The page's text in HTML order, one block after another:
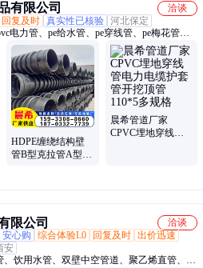
有限公司
洽谈
回复及时 真实性已核验 河北保定
电力管、pe给水管、pe穿线管、pe梅花管、
管、MPP电力管、CPVC电力管、PE给水管、
管、HDPE双壁波纹管、PE梅花管、给水管、
波纹管、克拉管、梅花管、农田灌溉管、mpp
管
HDPE缠绕结构壁
管B型克拉管A型中
晨希管道厂家
CPVC埋地穿线管
限公司
洽谈
安心购 综合体验L0 回复及时 出价迅速
安
、饮用水管、双壁中空管道、聚乙烯直管、双